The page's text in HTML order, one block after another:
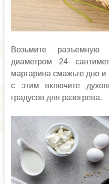
Возьмите
диаметром 24
маргарина смажьте дно
с этим включите
градусов для разогрева.